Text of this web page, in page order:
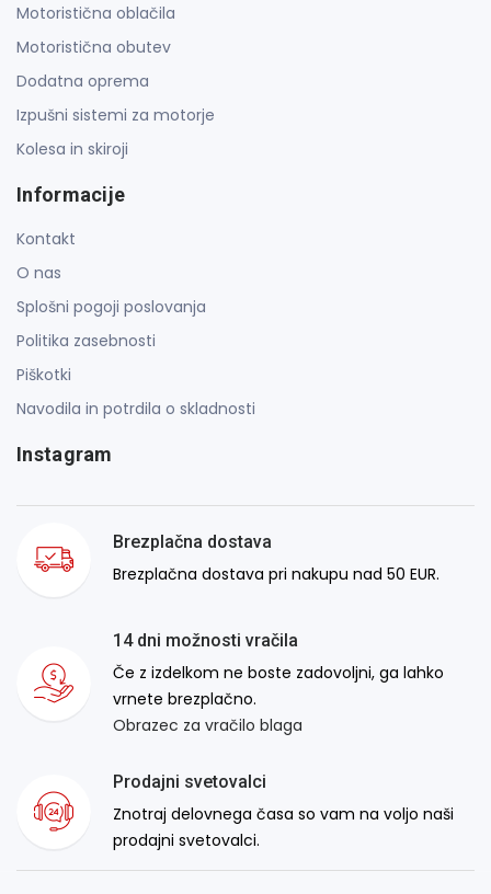
Motoristična oblačila
Motoristična obutev
Dodatna oprema
Izpušni sistemi za motorje
Kolesa in skiroji
Informacije
Kontakt
O nas
Splošni pogoji poslovanja
Politika zasebnosti
Piškotki
Navodila in potrdila o skladnosti
Instagram
Brezplačna dostava
Brezplačna dostava pri nakupu nad 50 EUR.
14 dni možnosti vračila
Če z izdelkom ne boste zadovoljni, ga lahko
vrnete brezplačno.
Obrazec za vračilo blaga
Prodajni svetovalci
Znotraj delovnega časa so vam na voljo naši
prodajni svetovalci.